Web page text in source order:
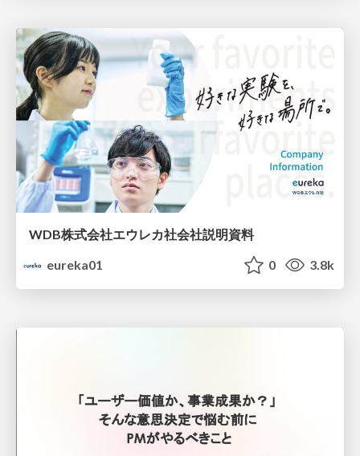
WDB株式会社エウレカ社会社説明資料
eureka01
0 3.8k